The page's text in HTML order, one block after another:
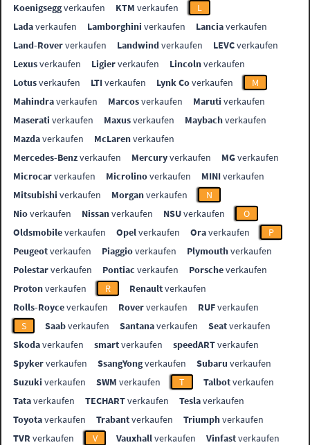
Koenigseggverkaufen KTM verkaufen
L
Ladaverkaufen Lamborghini verkaufen Lanciaverkaufen
Land-Roververkaufen Landwindverkaufen LEVCverkaufen
Lexusverkaufen Ligierverkaufen Lincolnverkaufen
Lotusverkaufen LTIverkaufen Lynk Coverkaufen
M
Mahindraverkaufen Marcosverkaufen Maruti verkaufen
Maserati verkaufen Maxusverkaufen Maybachverkaufen
Mazdaverkaufen McLarenverkaufen
Mercedes-Benzverkaufen Mercuryverkaufen MGverkaufen
Microcarverkaufen Microlinoverkaufen MINIverkaufen
Mitsubishi verkaufen Morganverkaufen
N
Nioverkaufen Nissanverkaufen NSUverkaufen
O
Oldsmobileverkaufen Opelverkaufen Oraverkaufen
P
Peugeotverkaufen Piaggioverkaufen Plymouthverkaufen
Polestarverkaufen Pontiac verkaufen Porscheverkaufen
Protonverkaufen R Renaultverkaufen
Rolls-Royceverkaufen Roververkaufen RUFverkaufen
S
Saabverkaufen Santanaverkaufen Seatverkaufen
Skodaverkaufen smartverkaufen speedARTverkaufen
Spykerverkaufen SsangYongverkaufen Subaru verkaufen
Suzuki verkaufen SWM verkaufen T Talbotverkaufen
Tataverkaufen TECHARTverkaufen Teslaverkaufen
Toyotaverkaufen Trabantverkaufen Triumphverkaufen
TVR verkaufen V Vauxhallverkaufen Vinfastverkaufen